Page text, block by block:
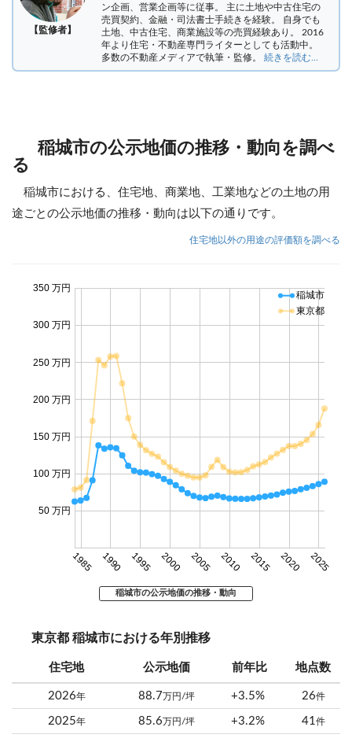
【監修者】
ン企画、営業企画等に従事。 主に土地や中古住宅の
売買契約、金融・司法書士手続きを経験。 自身でも
土地、中古住宅、商業施設等の売買経験あり。 2016
年より住宅・不動産専門ライターとしても活動中。
多数の不動産メディアで執筆・監修。 続きを読む...
稲城市の公示地価の推移・動向を調べ
る
稲城市における、住宅地、商業地、工業地などの土地の用
途ごとの公示地価の推移・動向は以下の通りです。
住宅地以外の用途の評価額を調べる
1985 1990 1995 2000 2005 2010 2015 2020 2025
50 万円
100 万円
150 万円
200 万円
250 万円
300 万円
350 万円
稲城市
東京都
稲城市の公示地価の推移・動向
東京都 稲城市における年別推移
住宅地 公示地価 前年比 地点数
2026年 88.7 万円/坪 +3.5% 26件
2025年 85.6 万円/坪 +3.2% 41件